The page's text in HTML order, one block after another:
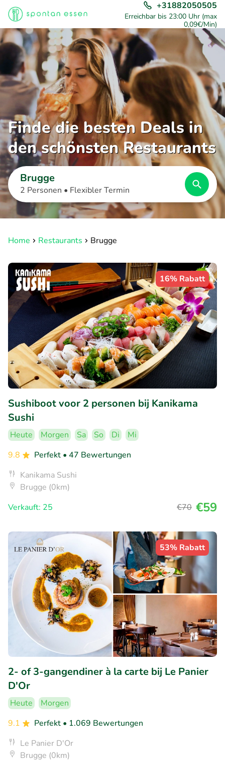
+31882050505
Erreichbar bis 23:00 Uhr (max
0,09€/Min)
Finde die besten Deals in
den schönsten Restaurants
Brugge
2 Personen • Flexibler Termin
Home Restaurants Brugge
16% Rabatt
Sushiboot voor 2 personen bij Kanikama
Sushi
Heute Morgen Sa So Di
Mi
9.8
Perfekt • 47 Bewertungen
Kanikama Sushi
Brugge (0km)
Verkauft: 25
€70 €59
53% Rabatt
2- of 3-gangendiner à la carte bij Le Panier
D'Or
Heute
Morgen
9.1
Perfekt • 1.069 Bewertungen
Le Panier D'Or
Brugge (0km)